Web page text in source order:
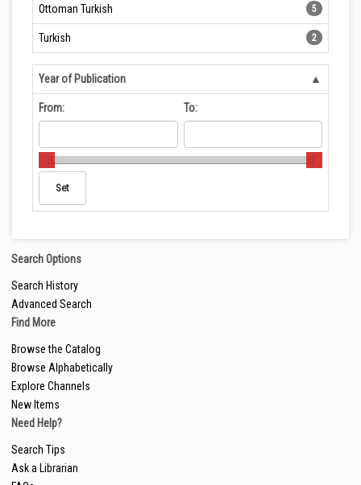
Ottoman Turkish 5
Turkish 2
Year of Publication
From: To:
Search Options
Search History
Advanced Search
Find More
Browse the Catalog
Browse Alphabetically
Explore Channels
New Items
Need Help?
Search Tips
Ask a Librarian